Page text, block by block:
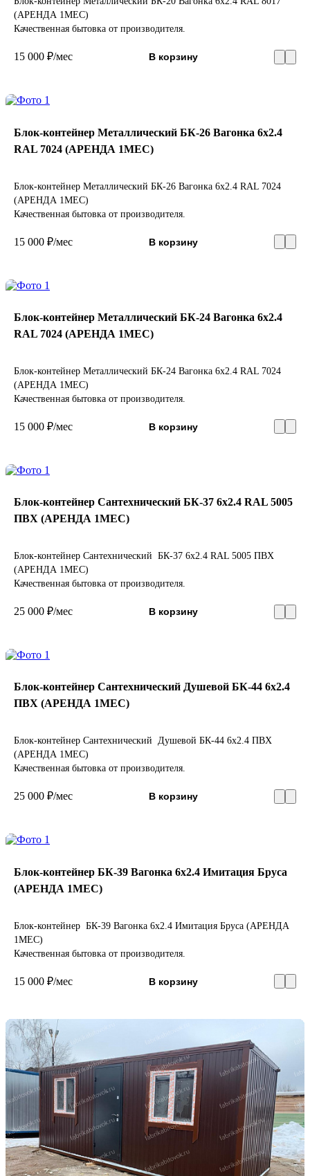
(АРЕНДА 1МЕС)
Качественная бытовка от производителя.
15 000 ₽/мес В корзину
Блок-контейнер Металлический БК-26 Вагонка 6х2.4
RAL 7024 (АРЕНДА 1МЕС)
Блок-контейнер Металлический БК-26 Вагонка 6х2.4 RAL 7024
(АРЕНДА 1МЕС)
Качественная бытовка от производителя.
15 000 ₽/мес В корзину
Блок-контейнер Металлический БК-24 Вагонка 6х2.4
RAL 7024 (АРЕНДА 1МЕС)
Блок-контейнер Металлический БК-24 Вагонка 6х2.4 RAL 7024
(АРЕНДА 1МЕС)
Качественная бытовка от производителя.
15 000 ₽/мес В корзину
Блок-контейнер Сантехнический БК-37 6х2.4 RAL 5005
ПВХ (АРЕНДА 1МЕС)
Блок-контейнер Сантехнический БК-37 6х2.4 RAL 5005 ПВХ
(АРЕНДА 1МЕС)
Качественная бытовка от производителя.
25 000 ₽/мес В корзину
Блок-контейнер Сантехнический Душевой БК-44 6х2.4
ПВХ (АРЕНДА 1МЕС)
Блок-контейнер Сантехнический Душевой БК-44 6х2.4 ПВХ
(АРЕНДА 1МЕС)
Качественная бытовка от производителя.
25 000 ₽/мес В корзину
Блок-контейнер БК-39 Вагонка 6х2.4 Имитация Бруса
(АРЕНДА 1МЕС)
Блок-контейнер БК-39 Вагонка 6х2.4 Имитация Бруса (АРЕНДА
1МЕС)
Качественная бытовка от производителя.
15 000 ₽/мес В корзину